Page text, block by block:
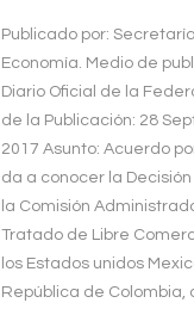
Publicado por:
Economía. Medio de
Diario Oficial de la
de la Publicación: 28
2017 Asunto: Acuerdo
da a conocer la Decisión
la Comisión
Tratado de Libre
los Estados unidos
República de Colombia,